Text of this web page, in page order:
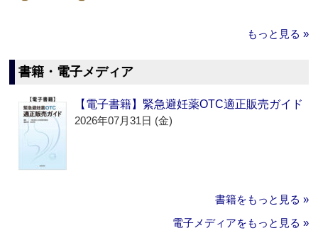
もっと見る »
書籍・電子メディア
【電子書籍】緊急避妊薬OTC適正販売ガイド
2026年07月31日 (金)
書籍をもっと見る »
電子メディアをもっと見る »